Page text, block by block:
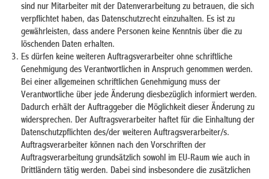
sind nur Mitarbeiter mit der Datenverarbeitung zu betrauen, die sich
verpflichtet haben, das Datenschutzrecht einzuhalten. Es ist zu
gewährleisten, dass andere Personen keine Kenntnis über die zu
löschenden Daten erhalten.
Es dürfen keine weiteren Auftragsverarbeiter ohne schriftliche
Genehmigung des Verantwortlichen in Anspruch genommen werden.
Bei einer allgemeinen schriftlichen Genehmigung muss der
Verantwortliche über jede Änderung diesbezüglich informiert werden.
Dadurch erhält der Auftraggeber die Möglichkeit dieser Änderung zu
widersprechen. Der Auftragsverarbeiter haftet für die Einhaltung der
Datenschutzpflichten des/der weiteren Auftragsverarbeiter/s.
Auftragsverarbeiter können nach den Vorschriften der
Auftragsverarbeitung grundsätzlich sowohl im EU-Raum wie auch in
Drittländern tätig werden. Dabei sind insbesondere die zusätzlichen